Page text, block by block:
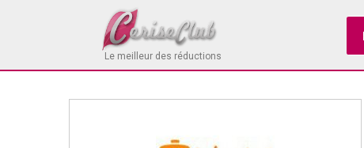
Le meilleur des réductions